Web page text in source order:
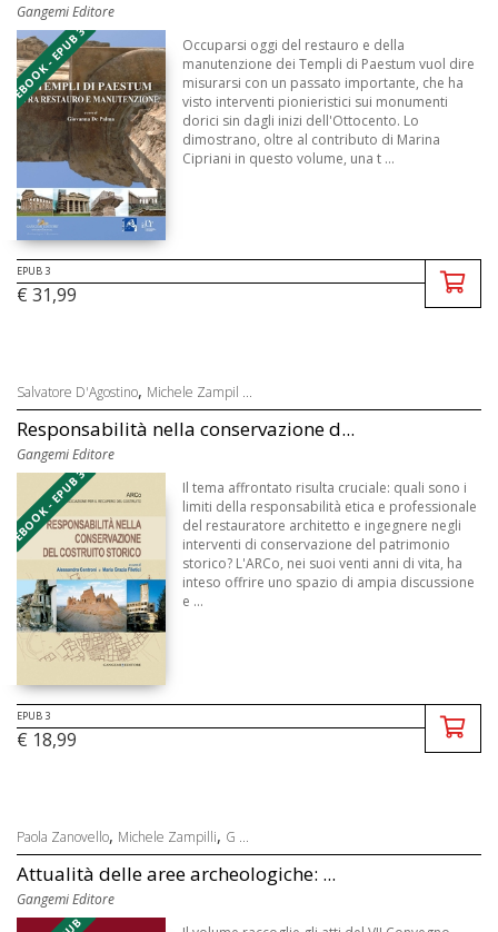
Gangemi Editore
EBOOK - EPUB 3
Occuparsi oggi del restauro e della
manutenzione dei Templi di Paestum vuol dire
misurarsi con un passato importante, che ha
visto interventi pionieristici sui monumenti
dorici sin dagli inizi dell'Ottocento. Lo
dimostrano, oltre al contributo di Marina
Cipriani in questo volume, una t ...
EPUB 3
€ 31,99
Salvatore D'Agostino, Michele Zampil ...
Responsabilità nella conservazione d...
Gangemi Editore
EBOOK - EPUB 3
Il tema affrontato risulta cruciale: quali sono i
limiti della responsabilità etica e professionale
del restauratore architetto e ingegnere negli
interventi di conservazione del patrimonio
storico? L'ARCo, nei suoi venti anni di vita, ha
inteso offrire uno spazio di ampia discussione
e ...
EPUB 3
€ 18,99
Paola Zanovello, Michele Zampilli, G ...
Attualità delle aree archeologiche: ...
Gangemi Editore